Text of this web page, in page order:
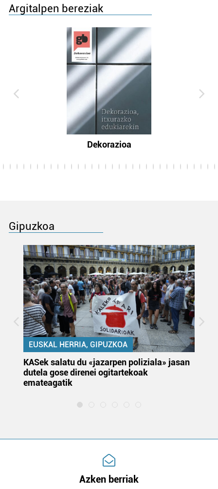
Argitalpen bereziak
Dekorazioa
Gipuzkoa
EUSKAL HERRIA, GIPUZKOA
KASek salatu du «jazarpen poliziala» jasan
dutela gose direnei ogitartekoak
emateagatik
Azken berriak